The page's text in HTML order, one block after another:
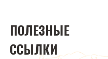
ПОЛЕЗНЫЕ
ССЫЛКИ